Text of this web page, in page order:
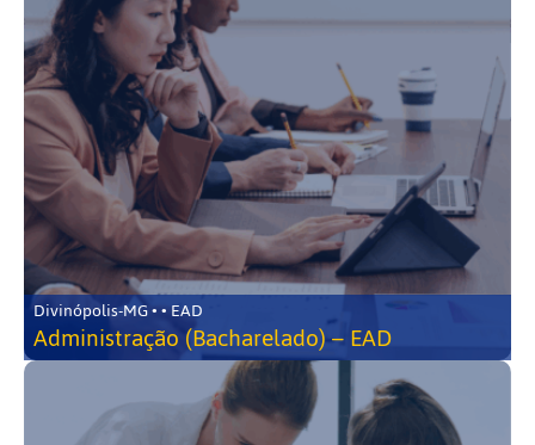
Divinópolis-MG • • EAD
Administração (Bacharelado) – EAD